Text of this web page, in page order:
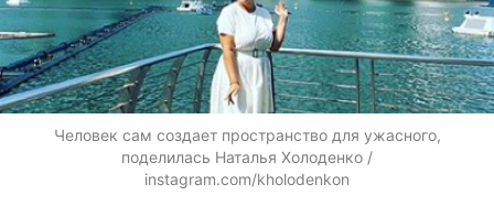
Человек сам создает пространство для ужасного,
поделилась Наталья Холоденко /
instagram.com/kholodenkon